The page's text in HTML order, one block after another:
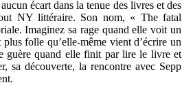
écart dans la tenue des livres et des
NY littéraire. Son nom, « The fatal
Imaginez sa rage quand elle voit un
folle qu’elle-même vient d’écrire un
guère quand elle finit par lire le livre et
sa découverte, la rencontre avec Sepp